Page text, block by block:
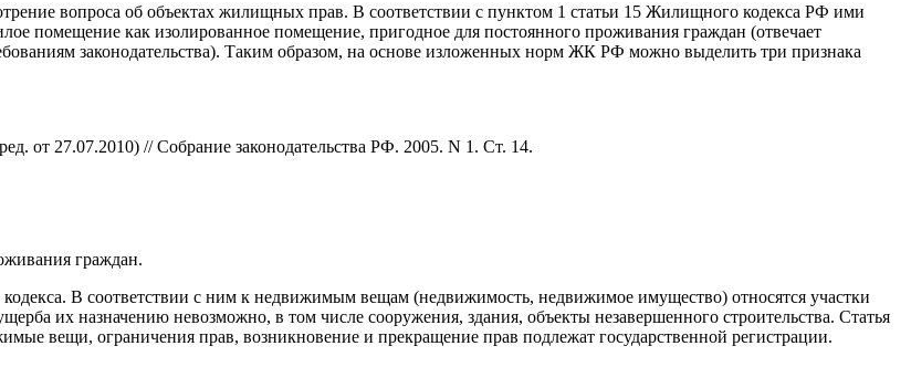
вопроса об объектах жилищных прав. В соответствии с пунктом 1 статьи 15 Жилищного кодекса РФ ими
помещение как изолированное помещение, пригодное для постоянного проживания граждан (отвечает
законодательства). Таким образом, на основе изложенных норм ЖК РФ можно выделить три признака
от 27.07.2010) // Собрание законодательства РФ. 2005. N 1. Ст. 14.
граждан.
В соответствии с ним к недвижимым вещам (недвижимость, недвижимое имущество) относятся участки
их назначению невозможно, в том числе сооружения, здания, объекты незавершенного строительства. Статья
вещи, ограничения прав, возникновение и прекращение прав подлежат государственной регистрации.